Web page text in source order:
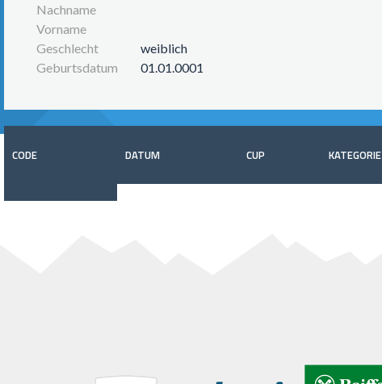
Nachname
Vorname
Geschlecht
weiblich
Geburtsdatum
01.01.0001
CODE DATUM CUP KATEGORIE